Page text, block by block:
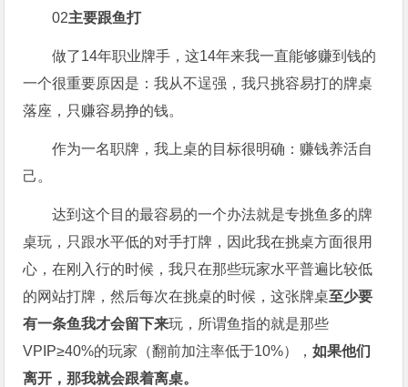
02主要跟鱼打
做了14年职业牌手，这14年来我一直能够赚到钱的
一个很重要原因是：我从不逞强，我只挑容易打的牌桌
落座，只赚容易挣的钱。
作为一名职牌，我上桌的目标很明确：赚钱养活自
己。
达到这个目的最容易的一个办法就是专挑鱼多的牌
桌玩，只跟水平低的对手打牌，因此我在挑桌方面很用
心，在刚入行的时候，我只在那些玩家水平普遍比较低
的网站打牌，然后每次在挑桌的时候，这张牌桌至少要
有一条鱼我才会留下来玩，所谓鱼指的就是那些
VPIP≥40%的玩家（翻前加注率低于10%），如果他们
离开，那我就会跟着离桌。